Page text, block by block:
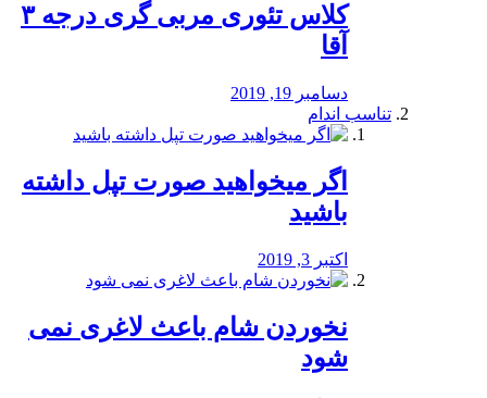
کلاس تئوری مربی گری درجه ۳
آقا
دسامبر 19, 2019
تناسب اندام
اگر میخواهید صورت تپل داشته
باشید
اکتبر 3, 2019
نخوردن شام باعث لاغری نمی
‌شود